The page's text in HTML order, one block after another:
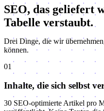
SEO, das geliefert
Tabelle verstaubt.
Drei Dinge, die wir
können.
01
Inhalte, die sich selbst
30 SEO-optimierte Artikel pro